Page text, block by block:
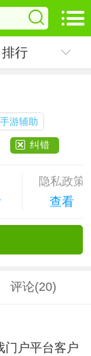
排行
手游辅助
纠错
隐私政策
查看
评论(20)
门户平台客户